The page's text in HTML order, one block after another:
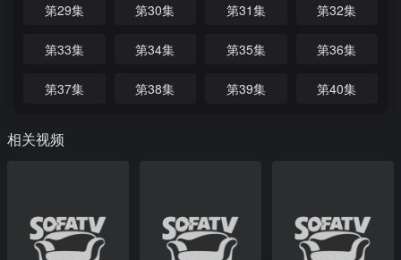
第29集 第30集 第31集 第32集
第33集 第34集 第35集 第36集
第37集 第38集 第39集 第40集
相关视频